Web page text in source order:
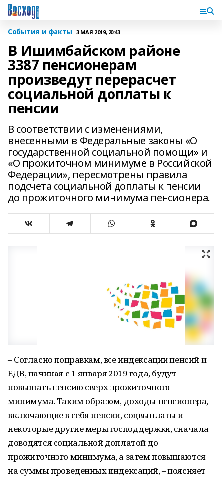
События и факты 3 МАЯ 2019, 20:43
В Ишимбайском районе
3387 пенсионерам
произведут перерасчет
социальной доплаты к
пенсии
В соответствии с изменениями,
внесенными в Федеральные законы «О
государственной социальной помощи» и
«О прожиточном минимуме в Российской
Федерации», пересмотрены правила
подсчета социальной доплаты к пенсии
до прожиточного минимума пенсионера.
– Согласно поправкам, все индексации пенсий и
ЕДВ, начиная с 1 января 2019 года, будут
повышать пенсию сверх прожиточного
минимума. Таким образом, доходы пенсионера,
включающие в себя пенсии, соцвыплаты и
некоторые другие меры господдержки, сначала
доводятся социальной доплатой до
прожиточного минимума, а затем повышаются
на суммы проведенных индексаций, – поясняет